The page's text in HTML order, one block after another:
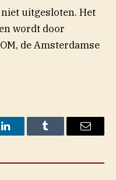
uitgesloten. Het
wordt door
de Amsterdamse
LinkedInTumblr Email